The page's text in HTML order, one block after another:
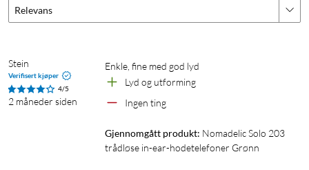
Spesifikasjoner
Type hodetelefoner: earbud
Vekt, ørepropp: 3,2 g
vekt , inklusive ladeetui: 35 g
IP-klassifisering: IPX4 (gjelder øreproppene som er beskyttet
Relevans
Stein
Verifisert kjøper
4/5
2 måneder siden
Enkle, fine med god lyd
Lyd og utforming
Ingen ting
Gjennomgått produkt: Nomadelic Solo 203
trådløse in-ear-hodetelefoner Grønn